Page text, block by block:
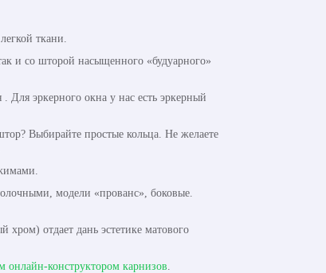
ткани.
и со шторой насыщенного «будуарного»
эркерного окна у нас есть эркерный
Выбирайте простые кольца. Не желаете
модели «прованс», боковые.
отдает дань эстетике матового
онлайн-конструктором карнизов.